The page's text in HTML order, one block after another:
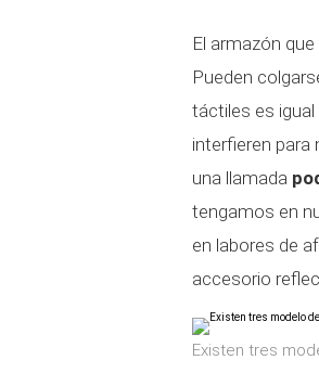
El armazón
Pueden
táctiles es
interfieren para
una llamada
tengamos en
en labores de
accesorio
Existen tres